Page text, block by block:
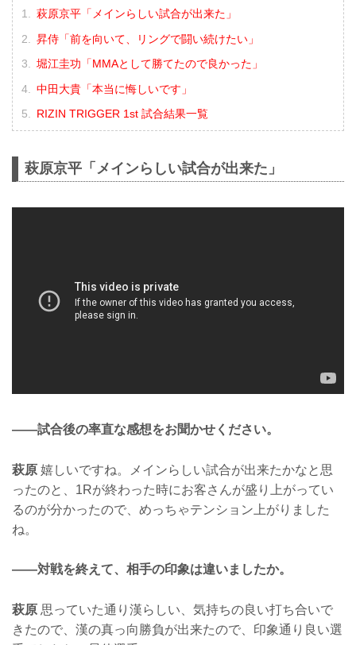
萩原京平「メインらしい試合が出来た」
昇侍「前を向いて、リングで闘い続けたい」
堀江圭功「MMAとして勝てたので良かった」
中田大貴「本当に悔しいです」
RIZIN TRIGGER 1st 試合結果一覧
萩原京平「メインらしい試合が出来た」
——試合後の率直な感想をお聞かせください。
萩原 嬉しいですね。メインらしい試合が出来たかなと思
ったのと、1Rが終わった時にお客さんが盛り上がってい
るのが分かったので、めっちゃテンション上がりました
ね。
——対戦を終えて、相手の印象は違いましたか。
萩原 思っていた通り漢らしい、気持ちの良い打ち合いで
きたので、漢の真っ向勝負が出来たので、印象通り良い選